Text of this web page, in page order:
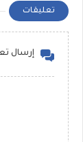
تعليقات
إرسال